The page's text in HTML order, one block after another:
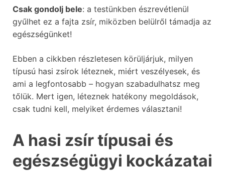
Csak gondolj bele: a testünkben észrevétlenül
gyűlhet ez a fajta zsír, miközben belülről támadja az
egészségünket!
Ebben a cikkben részletesen körüljárjuk, milyen
típusú hasi zsírok léteznek, miért veszélyesek, és
ami a legfontosabb – hogyan szabadulhatsz meg
tőlük. Mert igen, léteznek hatékony megoldások,
csak tudni kell, melyiket érdemes választani!
A hasi zsír típusai és
egészségügyi kockázatai